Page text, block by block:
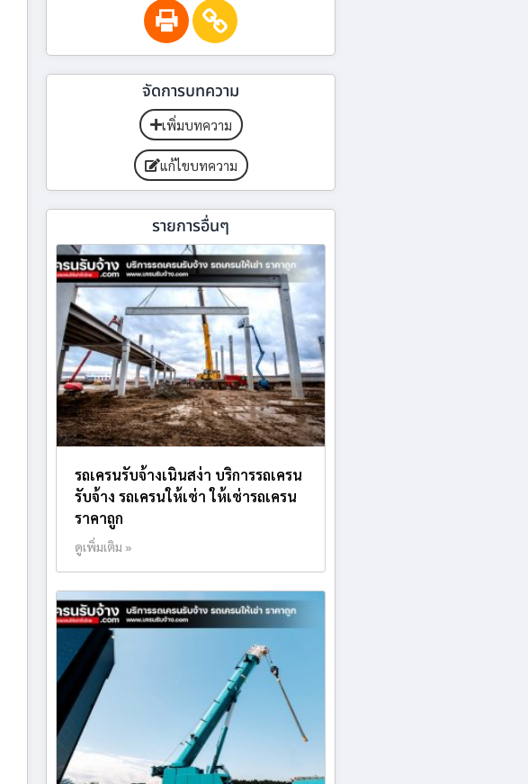
จัดการบทความ
เพิ่มบทความ
แก้ไขบทความ
รายการอื่นๆ
รถเครนรับจ้างเนินสง่า บริการรถเครน
รับจ้าง รถเครนให้เช่า ให้เช่ารถเครน
ราคาถูก
ดูเพิ่มเติม »